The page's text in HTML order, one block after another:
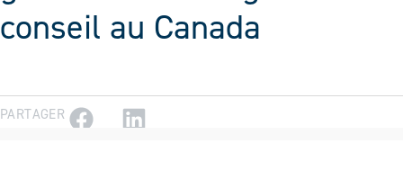
conseil au Canada
PARTAGER